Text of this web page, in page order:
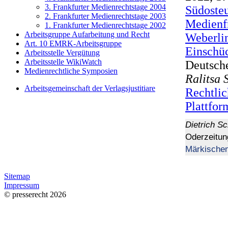
3. Frankfurter Medienrechtstage 2004
2. Frankfurter Medienrechtstage 2003
1. Frankfurter Medienrechtstage 2002
Arbeitsgruppe Aufarbeitung und Recht
Art. 10 EMRK-Arbeitsgruppe
Arbeitsstelle Vergütung
Arbeitsstelle WikiWatch
Medienrechtliche Symposien
Arbeitsgemeinschaft der Verlagsjustitiare
Ralitsa
Dietrich
Sitemap
Impressum
© presserecht 2026